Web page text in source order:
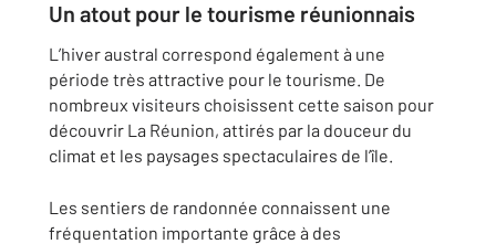
Un atout pour le tourisme réunionnais
L’hiver austral correspond également à une
période très attractive pour le tourisme. De
nombreux visiteurs choisissent cette saison pour
découvrir La Réunion, attirés par la douceur du
climat et les paysages spectaculaires de l’île.
Les sentiers de randonnée connaissent une
fréquentation importante grâce à des